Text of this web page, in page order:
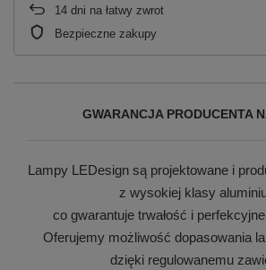
14 dni na łatwy zwrot
Bezpieczne zakupy
GWARANCJA PRODUCENTA
Lampy LEDesign są projektowane i
z wysokiej klasy
co gwarantuje trwałość i
Oferujemy możliwość dopasowania
dzięki regulowanemu